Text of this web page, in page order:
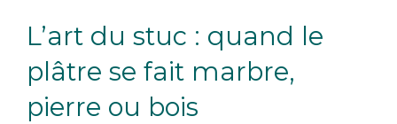
L’art du stuc : quand le
plâtre se fait marbre,
pierre ou bois